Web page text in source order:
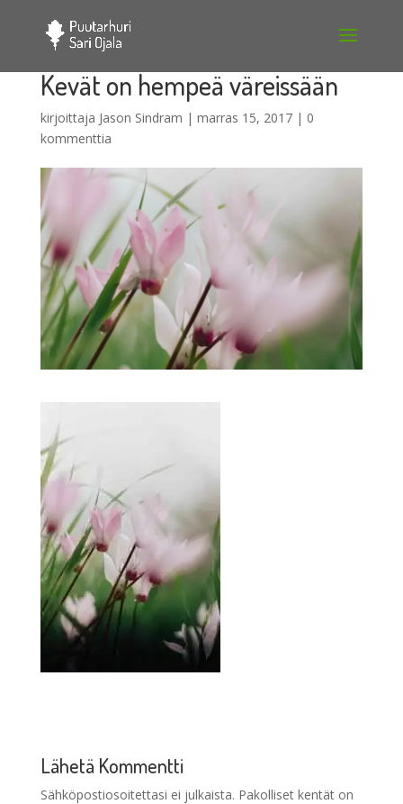
Kevät on hempeä väreissään
kirjoittaja Jason Sindram | marras 15, 2017| 0
kommenttia
Lähetä Kommentti
Sähköpostiosoitettasi ei julkaista. Pakolliset kentät on